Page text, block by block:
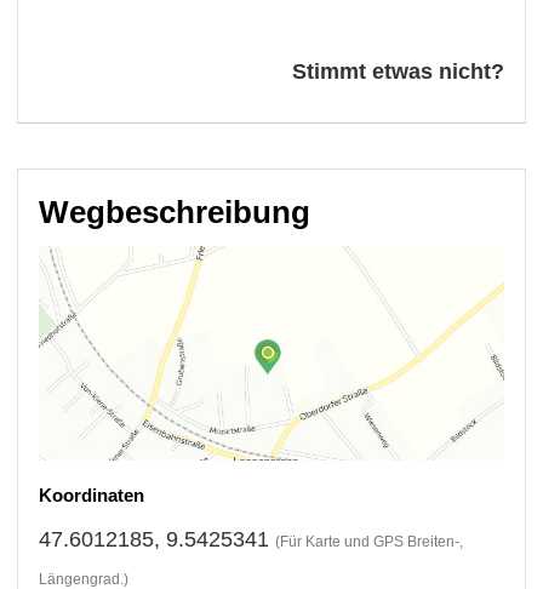
Stimmt etwas nicht?
Wegbeschreibung
Koordinaten
47.6012185, 9.5425341 (Für Karte und GPS Breiten-,
Längengrad.)